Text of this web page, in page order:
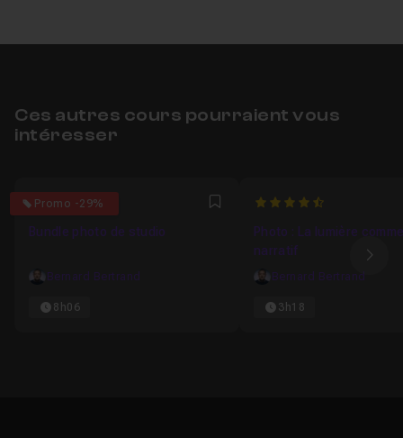
Ces autres cours pourraient vous
intéresser
Promo -29%
4.6666666666667 Favori
Bundle photo de studio
Bernard Bertrand
8h06
4.75
Photo : La lumière
narratif
Bernard Bertrand
3h18